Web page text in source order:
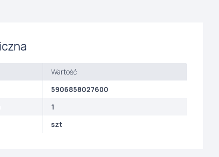
Wartość
5906858027600
1
szt